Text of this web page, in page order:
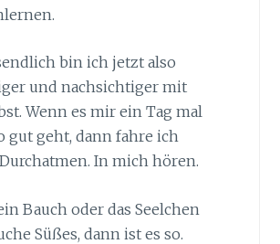
bin ich jetzt also
und nachsichtiger mit
Wenn es mir ein Tag mal
gut geht, dann fahre ich
In mich hören.
Bauch oder das Seelchen
Süßes, dann ist es so.